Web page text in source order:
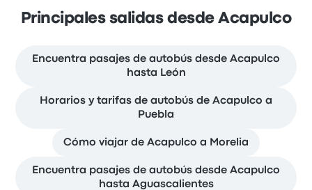
Principales salidas desde Acapulco
Encuentra pasajes de autobús desde Acapulco
hasta León
Horarios y tarifas de autobús de Acapulco a
Puebla
Cómo viajar de Acapulco a Morelia
Encuentra pasajes de autobús desde Acapulco
hasta Aguascalientes